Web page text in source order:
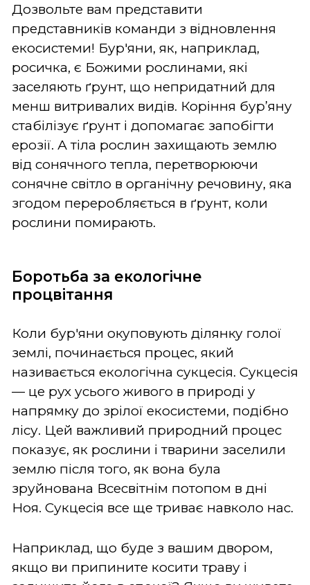
Дозвольте вам представити
представників команди з відновлення
екосистеми! Бур'яни, як, наприклад,
росичка, є Божими рослинами, які
заселяють ґрунт, що непридатний для
менш витривалих видів. Коріння бур’яну
стабілізує ґрунт і допомагає запобігти
ерозії. А тіла рослин захищають землю
від сонячного тепла, перетворюючи
сонячне світло в органічну речовину, яка
згодом переробляється в ґрунт, коли
рослини помирають.
Боротьба за екологічне
процвітання
Коли бур'яни окуповують ділянку голої
землі, починається процес, який
називається екологічна сукцесія. Сукцесія
— це рух усього живого в природі у
напрямку до зрілої екосистеми, подібно
лісу. Цей важливий природний процес
показує, як рослини і тварини заселили
землю після того, як вона була
зруйнована Всесвітнім потопом в дні
Ноя. Сукцесія все ще триває навколо нас.
Наприклад, що буде з вашим двором,
якщо ви припините косити траву і